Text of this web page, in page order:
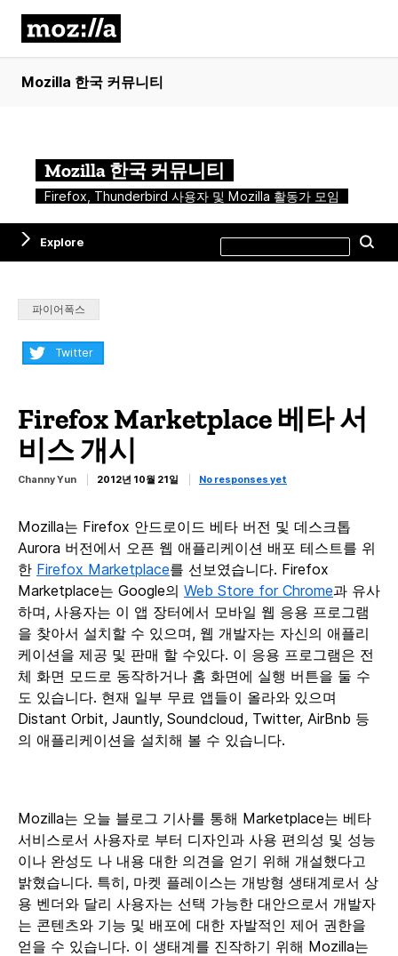
Mozilla 한국 커뮤니티
Mozilla 한국 커뮤니티
Firefox, Thunderbird 사용자 및 Mozilla 활동가 모임
Explore
this
site
Categories:
파이어폭스
Share:Twitter
Firefox Marketplace 베타 서
비스 개시
Channy Yun 2012년 10월 21일 No responses yet
Mozilla는 Firefox 안드로이드 베타 버전 및 데스크톱
Aurora 버전에서 오픈 웹 애플리케이션 배포 테스트를 위
한 Firefox Marketplace를 선보였습니다. Firefox
Marketplace는 Google의 Web Store for Chrome과 유사
하며, 사용자는 이 앱 장터에서 모바일 웹 응용 프로그램
을 찾아서 설치할 수 있으며, 웹 개발자는 자신의 애플리
케이션을 제공 및 판매 할 수있다. 이 응용 프로그램은 전
체 화면 모드로 동작하거나 홈 화면에 실행 버튼을 둘 수
도 있습니다. 현재 일부 무료 앱들이 올라와 있으며
Distant Orbit, Jauntly, Soundcloud, Twitter, AirBnb 등
의 애플리케이션을 설치해 볼 수 있습니다.
Mozilla는 오늘 블로그 기사를 통해 Marketplace는 베타
서비스로서 사용자로 부터 디자인과 사용 편의성 및 성능
이나 완성도 나 내용 대한 의견을 얻기 위해 개설했다고
밝혔습니다. 특히, 마켓 플레이스는 개방형 생태계로서 상
용 벤더와 달리 사용자는 선택 가능한 대안으로서 개발자
는 콘텐츠와 기능 및 배포에 대한 자발적인 제어 권한을
얻을 수 있습니다. 이 생태계를 진작하기 위해 Mozilla는